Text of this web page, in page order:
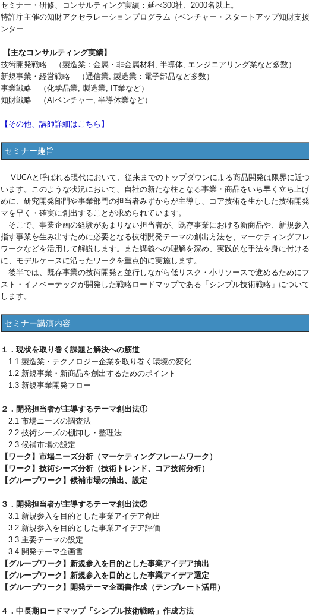
セミナー・研修、コンサルティング実績：延べ300社、2000名以上。
特許庁主催の知財アクセラレーションプログラム（ベンチャー・スタートアップ知財支
ンター
【主なコンサルティング実績】
技術開発戦略 （製造業：金属・非金属材料, 半導体, エンジニアリング業など多数）
新規事業・経営戦略 （通信業, 製造業：電子部品など多数）
事業戦略 （化学品業, 製造業, IT業など）
知財戦略 （AIベンチャー, 半導体業など）
【その他、講師詳細はこちら】
セミナー趣旨
VUCAと呼ばれる現代において、従来までのトップダウンによる商品開発は限界に近
います。このような状況において、自社の新たな柱となる事業・商品をいち早く立ち上
めに、研究開発部門や事業部門の担当者みずからが主導し、コア技術を生かした技術開
マを早く・確実に創出することが求められています。
そこで、事業企画の経験があまりない担当者が、既存事業における新商品や、新規参
指す事業を生み出すために必要となる技術開発テーマの創出方法を、マーケティングフ
ワークなどを活用して解説します。また講義への理解を深め、実践的な手法を身に付け
に、モデルケースに沿ったワークを重点的に実施します。
後半では、既存事業の技術開発と並行しながら低リスク・小リソースで進めるために
スト・イノベーテックが開発した戦略ロードマップである「シンプル技術戦略」につい
します。
セミナー講演内容
１．現状を取り巻く課題と解決への筋道
1.1 製造業・テクノロジー企業を取り巻く環境の変化
1.2 新規事業・新商品を創出するためのポイント
1.3 新規事業開発フロー
２．開発担当者が主導するテーマ創出法①
2.1 市場ニーズの調査法
2.2 技術シーズの棚卸し・整理法
2.3 候補市場の設定
【ワーク】市場ニーズ分析（マーケティングフレームワーク）
【ワーク】技術シーズ分析（技術トレンド、コア技術分析）
【グループワーク】候補市場の抽出、設定
３．開発担当者が主導するテーマ創出法②
3.1 新規参入を目的とした事業アイデア創出
3.2 新規参入を目的とした事業アイデア評価
3.3 主要テーマの設定
3.4 開発テーマ企画書
【グループワーク】新規参入を目的とした事業アイデア抽出
【グループワーク】新規参入を目的とした事業アイデア選定
【グループワーク】開発テーマ企画書作成（テンプレート活用）
４．中長期ロードマップ「シンプル技術戦略」作成方法